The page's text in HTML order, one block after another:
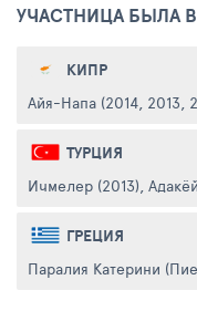
УЧАСТНИЦА БЫЛА
КИПР
Айя-Напа (2014, 2013,
ТУРЦИЯ
Ичмелер (2013),
ГРЕЦИЯ
Паралия Катерини